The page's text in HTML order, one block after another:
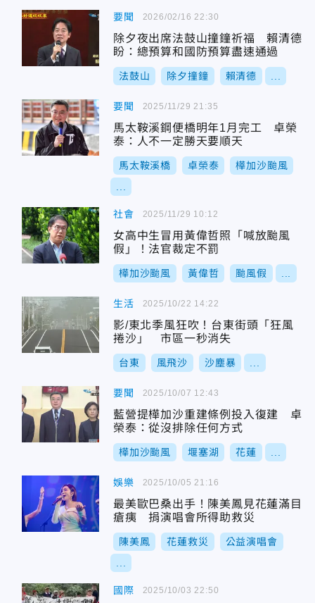
要聞
除夕夜出席法鼓山撞鐘祈福 賴清德
盼：總預算和國防預算盡速通過
法鼓山 除夕撞鐘 賴清德
2026/02/16 22:30
要聞
馬太鞍溪鋼便橋明年1月完工 卓榮
泰：人不一定勝天要順天
馬太鞍溪橋 卓榮泰 樺加沙颱風
2025/11/29 21:35
社會
女高中生冒用黃偉哲照「喊放颱風
假」！法官裁定不罰
樺加沙颱風 黃偉哲 颱風假
2025/11/29 10:12
生活
影/東北季風狂吹！台東街頭「狂風
捲沙」 市區一秒消失
台東 風飛沙 沙塵暴
2025/10/22 14:22
要聞
藍營提樺加沙重建條例投入復建 卓
榮泰：從沒排除任何方式
樺加沙颱風 堰塞湖 花蓮
2025/10/07 12:43
娛樂
最美歐巴桑出手！陳美鳳見花蓮滿目
瘡痍 捐演唱會所得助救災
陳美鳳 花蓮救災 公益演唱會
2025/10/05 21:16
國際 2025/10/03 22:50